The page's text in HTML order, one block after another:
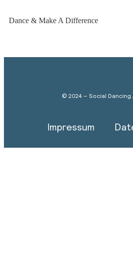
Dance & Make A Difference
© 2024 – Social Dancing
Impressum